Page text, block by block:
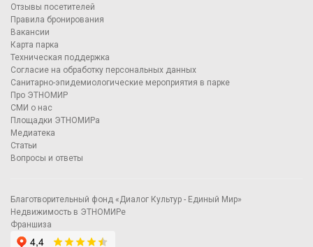
Отзывы посетителей
Правила бронирования
Вакансии
Карта парка
Техническая поддержка
Согласие на обработку персональных данных
Санитарно-эпидемиологические мероприятия в парке
Про ЭТНОМИР
СМИ о нас
Площадки ЭТНОМИРа
Медиатека
Статьи
Вопросы и ответы
Благотворительный фонд «Диалог Культур - Единый Мир»
Недвижимость в ЭТНОМИРе
Франшиза